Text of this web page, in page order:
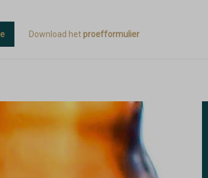
Download het proefformulier